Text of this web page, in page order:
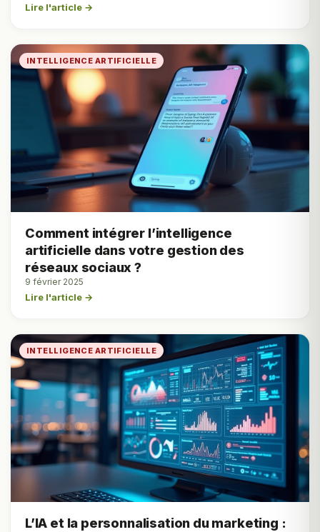
Lire l'article →
INTELLIGENCE ARTIFICIELLE
Comment intégrer l’intelligence
artificielle dans votre gestion des
réseaux sociaux ?
9 février 2025
Lire l'article →
INTELLIGENCE ARTIFICIELLE
L’IA et la personnalisation du marketing :